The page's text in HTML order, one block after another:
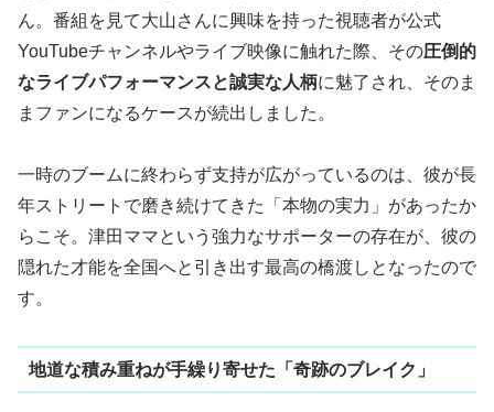
ん。番組を見て大山さんに興味を持った視聴者が公式
YouTubeチャンネルやライブ映像に触れた際、その圧倒的
なライブパフォーマンスと誠実な人柄に魅了され、そのま
まファンになるケースが続出しました。
一時のブームに終わらず支持が広がっているのは、彼が長
年ストリートで磨き続けてきた「本物の実力」があったか
らこそ。津田ママという強力なサポーターの存在が、彼の
隠れた才能を全国へと引き出す最高の橋渡しとなったので
す。
地道な積み重ねが手繰り寄せた「奇跡のブレイク」